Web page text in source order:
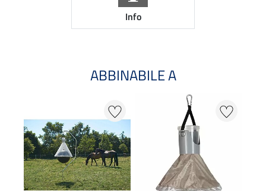
Info
ABBINABILE A